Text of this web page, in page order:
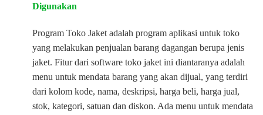
Digunakan
Program Toko Jaket adalah program aplikasi untuk toko
yang melakukan penjualan barang dagangan berupa jenis
jaket. Fitur dari software toko jaket ini diantaranya adalah
menu untuk mendata barang yang akan dijual, yang terdiri
dari kolom kode, nama, deskripsi, harga beli, harga jual,
stok, kategori, satuan dan diskon. Ada menu untuk mendata